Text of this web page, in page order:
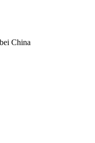
China